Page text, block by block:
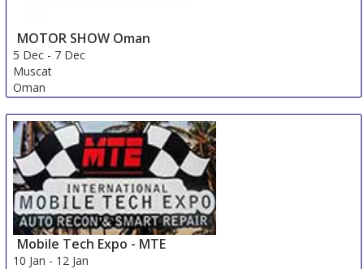
MOTOR SHOW Oman
5 Dec - 7 Dec
Muscat
Oman
Mobile Tech Expo - MTE
10 Jan - 12 Jan